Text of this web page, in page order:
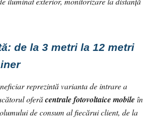
de la 3 metri la 12 metri
reprezintă varianta de intrare a
oferăcentrale fotovoltaice mobileîn
de consum al fiecărui client, de la